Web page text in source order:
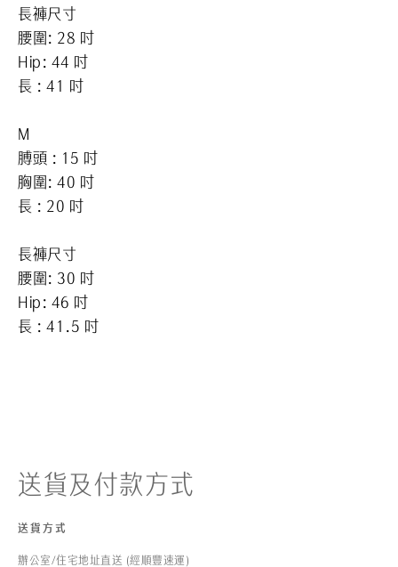
長褲尺寸
腰圍: 28 吋
Hip: 44 吋
長 : 41 吋
M
膊頭 : 15 吋
胸圍: 40 吋
長 : 20 吋
長褲尺寸
腰圍: 30 吋
Hip: 46 吋
長 : 41.5 吋
送貨及付款方式
送貨方式
辦公室/住宅地址直送 (經順豐速運)